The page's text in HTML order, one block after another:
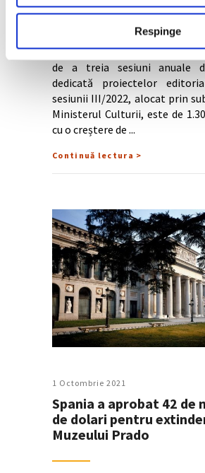
Respinge
Administrația Fondului
(AFCN) a anunțat pe 2 mai
de a treia sesiuni anuale
dedicată proiectelor
sesiunii III/2022, alocat prin
Ministerul Culturii, este de
cu o creștere de
Continuă lectura >
1 Octombrie 2021
Spania a aprobat 42 de
de dolari pentru
Muzeului Prado